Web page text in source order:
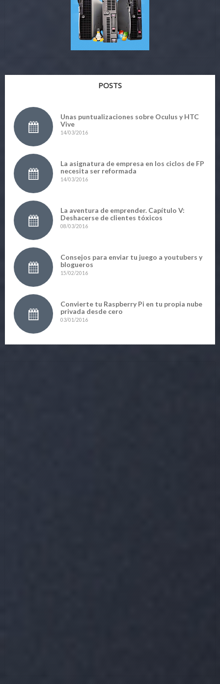
POSTS
Unas puntualizaciones sobre Oculus y HTC
Vive
14/03/2016
La asignatura de empresa en los ciclos de FP
necesita ser reformada
14/03/2016
La aventura de emprender. Capítulo V:
Deshacerse de clientes tóxicos
08/03/2016
Consejos para enviar tu juego a youtubers y
blogueros
15/02/2016
Convierte tu Raspberry Pi en tu propia nube
privada desde cero
03/01/2016